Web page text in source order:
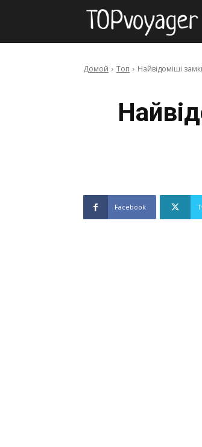
Домой Топ Найвідоміші
Facebook